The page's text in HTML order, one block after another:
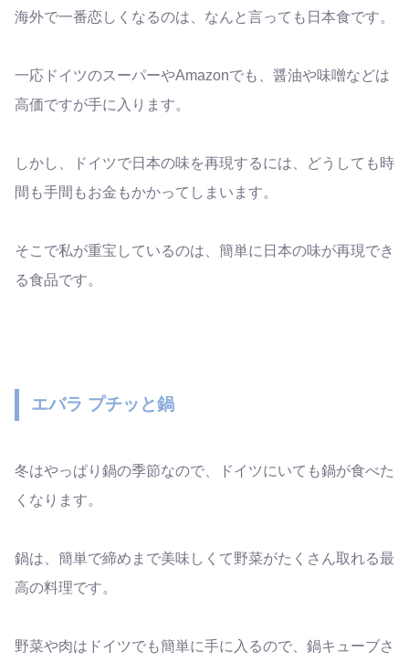
海外で一番恋しくなるのは、なんと言っても日本食です。
一応ドイツのスーパーやAmazonでも、醤油や味噌などは
高価ですが手に入ります。
しかし、ドイツで日本の味を再現するには、どうしても時
間も手間もお金もかかってしまいます。
そこで私が重宝しているのは、簡単に日本の味が再現でき
る食品です。
エバラ プチッと鍋
冬はやっぱり鍋の季節なので、ドイツにいても鍋が食べた
くなります。
鍋は、簡単で締めまで美味しくて野菜がたくさん取れる最
高の料理です。
野菜や肉はドイツでも簡単に手に入るので、鍋キューブさ